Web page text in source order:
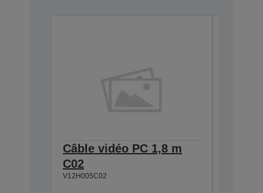
Câble vidéo PC 1,8 m
C02
V12H005C02